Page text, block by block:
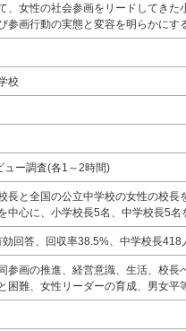
、女性の社会参画をリードしてき
参画行動の実態と変容を明らかにす
校
ー調査(各1～2時間)
と全国の公立中学校の女性の校
中心に、小学校長5名、中学校長5名
回答、回収率38.5%、中学校長
画の推進、経営意識、生活、校
困難、女性リーダーの育成、男女